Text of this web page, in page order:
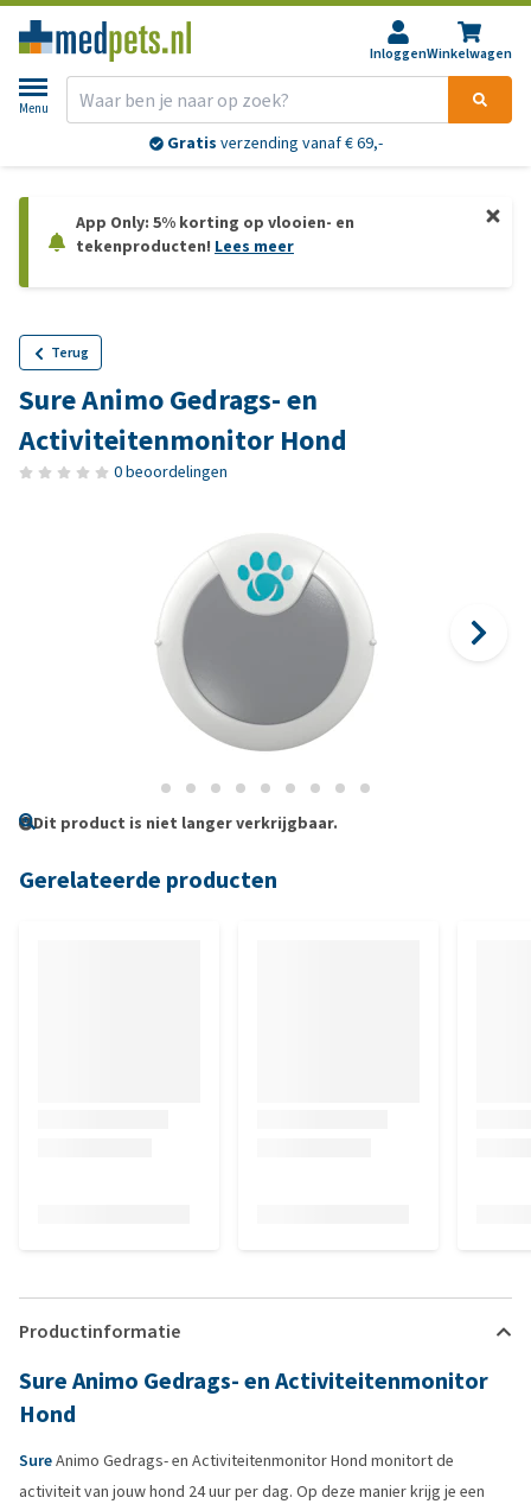
InloggenWinkelwagen
Menu
Gratis verzending vanaf € 69,-
App Only: 5% korting op vlooien- en
tekenproducten! Lees meer
Terug
Sure Animo Gedrags- en
Activiteitenmonitor Hond
0 beoordelingen
Dit product is niet langer verkrijgbaar.
Gerelateerde producten
Productinformatie
Sure Animo Gedrags- en Activiteitenmonitor
Hond
SureAnimo Gedrags- en Activiteitenmonitor Hond monitort de
activiteit van jouw hond 24 uur per dag. Op deze manier krijg je een